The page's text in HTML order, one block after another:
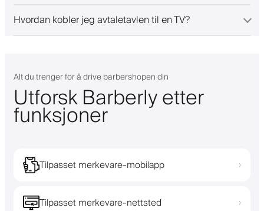
Hvordan kobler jeg avtaletavlen til en TV?
Alt du trenger for å drive barbershopen din
Utforsk Barberly etter
funksjoner
Tilpasset merkevare-mobilapp ›
Tilpasset merkevare-nettsted ›